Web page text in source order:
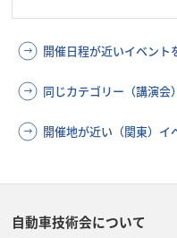
開催日程が近いイベント
同じカテゴリー（講演会
開催地が近い（関東）イ
自動車技術会について